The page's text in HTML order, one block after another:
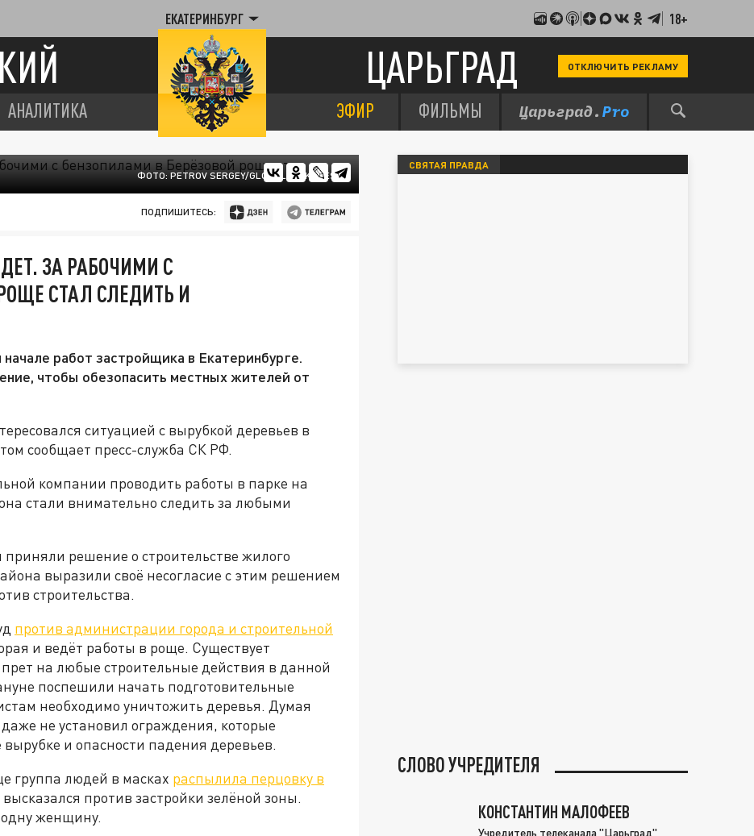
ЕКАТЕРИНБУРГ 18+
ЦАРЬГРАД ОТКЛЮЧИТЬ РЕКЛАМУ
АНАЛИТИКА ЭФИР ФИЛЬМЫ
ФОТО: PETROV SERGEY/GLOBALLOOKPRESS
ПОДПИШИТЕСЬ:
ЗА РАБОЧИМИ С
СТАЛ СЛЕДИТЬ И
работ застройщика в Екатеринбурге.
чтобы обезопасить местных жителей от
ситуацией с вырубкой деревьев в
сообщает пресс-служба СК РФ.
компании проводить работы в парке на
стали внимательно следить за любыми
решение о строительстве жилого
выразили своё несогласие с этим решением
строительства.
против администрации города и строительной
и ведёт работы в роще. Существует
на любые строительные действия в данной
поспешили начать подготовительные
необходимо уничтожить деревья. Думая
не установил ограждения, которые
и опасности падения деревьев.
группа людей в масках распылила перцовку в
против застройки зелёной зоны.
одну женщину.
СВЯТАЯ ПРАВДА
СЛОВО УЧРЕДИТЕЛЯ
КОНСТАНТИН МАЛОФЕЕВ
Учредитель телеканала "Царьград"